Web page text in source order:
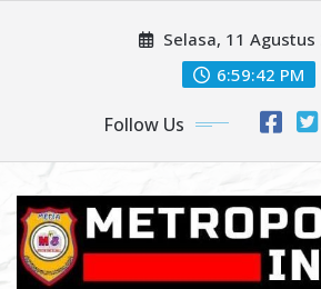
Selasa, 11 Agustus
6:59:44 PM
Follow Us